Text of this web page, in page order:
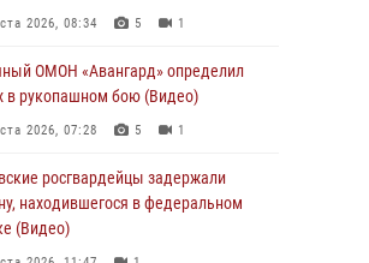
2026, 08:34 5 1
ОМОН «Авангард» определил
в рукопашном бою (Видео)
2026, 07:28 5 1
росгвардейцы задержали
находившегося в федеральном
(Видео)